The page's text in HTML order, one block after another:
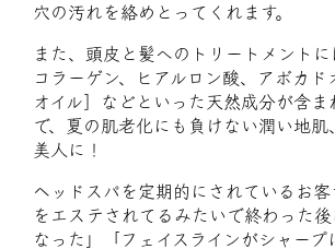
穴の汚れを絡めとってくれます。
また、頭皮と髪へのトリートメントに
コラーゲン、ヒアルロン酸、アボカド
オイル］などといった天然成分が含ま
で、夏の肌老化にも負けない潤い地肌
美人に！
ヘッドスパを定期的にされているお
をエステされてるみたいで終わった後
なった」「フェイスラインがシャープ